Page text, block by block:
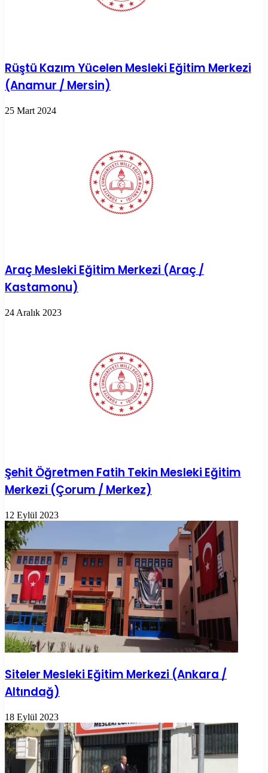
Rüştü Kazım Yücelen Mesleki Eğitim Merkezi
(Anamur / Mersin)
25 Mart 2024
Araç Mesleki Eğitim Merkezi (Araç /
Kastamonu)
24 Aralık 2023
Şehit Öğretmen Fatih Tekin Mesleki Eğitim
Merkezi (Çorum / Merkez)
12 Eylül 2023
Siteler Mesleki Eğitim Merkezi (Ankara /
Altındağ)
18 Eylül 2023